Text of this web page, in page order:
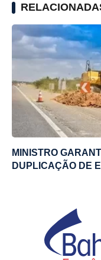
MINISTRO
DUPLICAÇÃO DE